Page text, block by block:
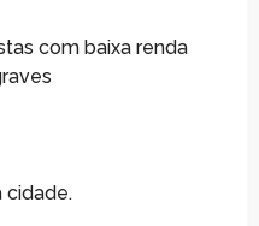
com baixa renda
cidade.